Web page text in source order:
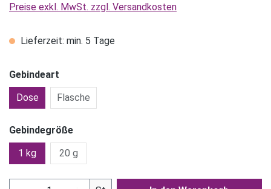
Preise exkl. MwSt. zzgl. Versandkosten
Lieferzeit: min. 5 Tage
Gebindeart
Dose
Flasche
Gebindegröße
1 kg
20 g